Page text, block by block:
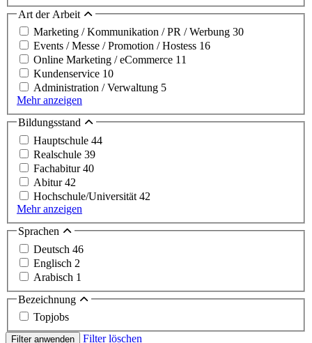
Art der Arbeit
Marketing / Kommunikation / PR / Werbung 30
Events / Messe / Promotion / Hostess 16
Online Marketing / eCommerce 11
Kundenservice 10
Administration / Verwaltung 5
Mehr anzeigen
Bildungsstand
Hauptschule 44
Realschule 39
Fachabitur40
Abitur42
Hochschule/Universität 42
Mehr anzeigen
Sprachen
Deutsch 46
Englisch 2
Arabisch 1
Bezeichnung
Topjobs
Filter anwenden Filter löschen